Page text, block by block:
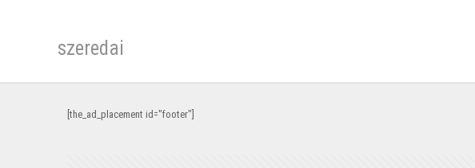
szeredai
[the_ad_placement id="footer"]